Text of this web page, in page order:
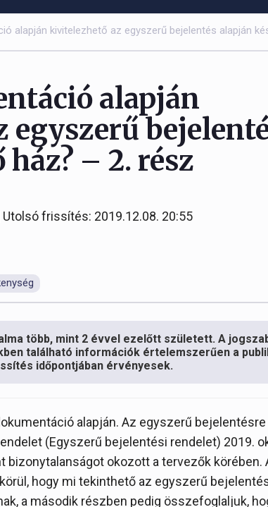
alapján kivitelezhető az egyszerű bejelentés alapján
alapján
– 2. rész
frissítés: 2019.12.08. 20:55
több, mint 2 évvel ezelőtt született. A
található információk értelemszerűen a
időpontjában érvényesek.
alapján. Az egyszerű bejelentésre
(Egyszerű bejelentési rendelet) 2019.
bizonytalanságot okozott a tervezők körében.
hogy mi tekinthető az egyszerű
a második részben pedig összefoglaljuk,